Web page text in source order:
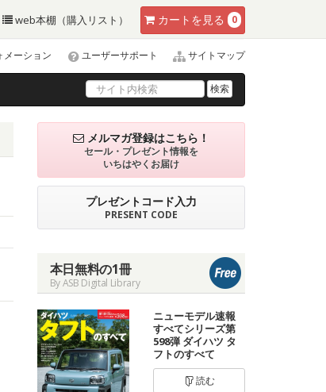
カート を見る 0
web本棚（購入リスト）
メーション ユーザーサポート サイトマップ
検索
メルマガ登録はこちら！
セール・プレゼント情報を
いちはやくお届け
プレゼントコード入力
PRESENT CODE
本日無料の1冊
By ASB Digital Library
ニューモデル速報
すべてシリーズ第
598弾 ダイハツ タ
フトのすべて
読む